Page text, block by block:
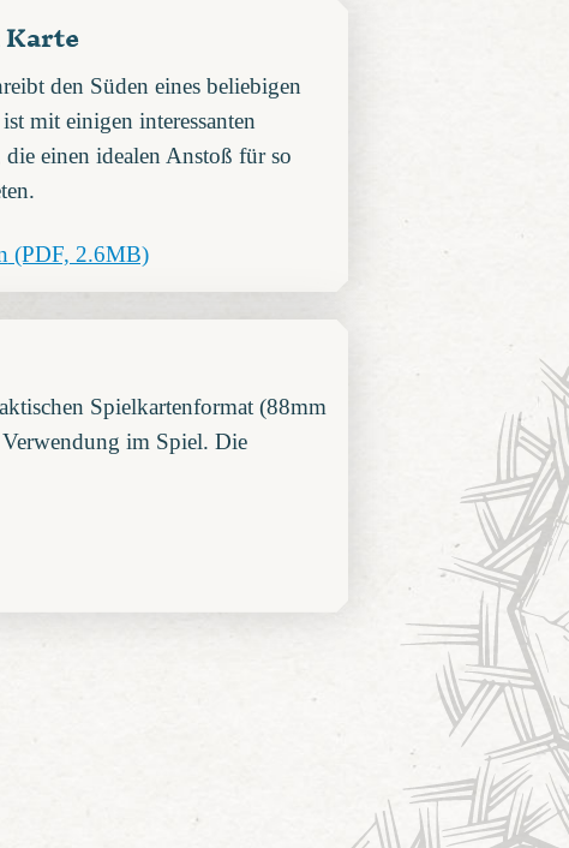
Karte
den Süden eines beliebigen
mit einigen interessanten
einen idealen Anstoß für so
(PDF, 2.6MB)
Spielkartenformat (88mm
im Spiel. Die